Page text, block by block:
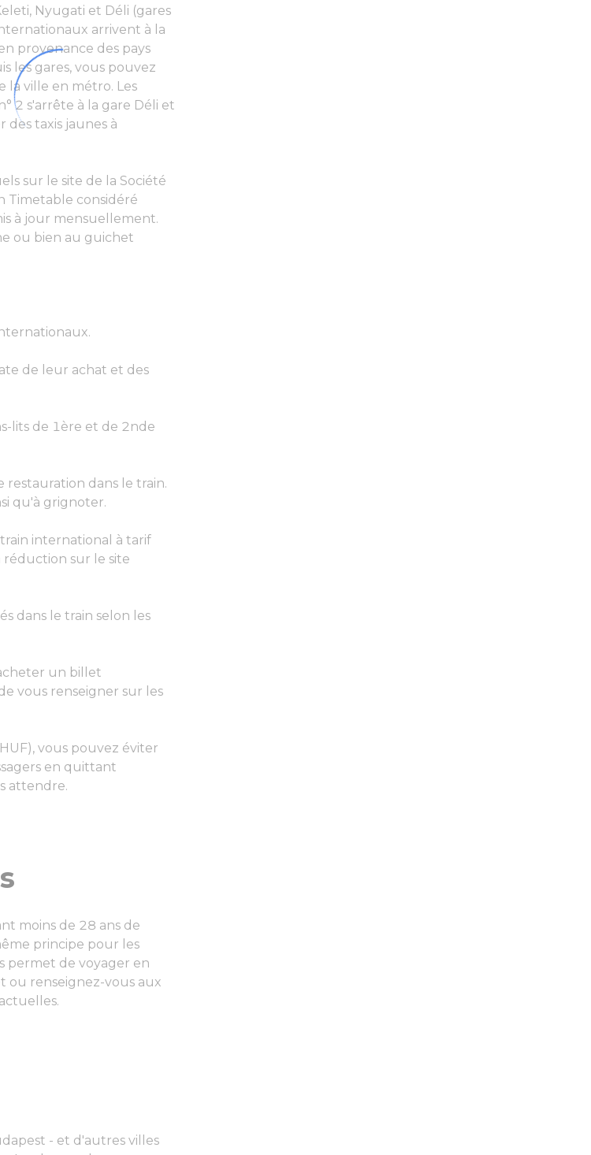
Nyugati et Déli (gares
arrivent à la
provenance des pays
les gares, vous pouvez
la ville en métro. Les
2 s'arrête à la gare Déli et
des taxis jaunes à
sur le site de la Société
Timetable considéré
à jour mensuellement.
ou bien au guichet
de leur achat et des
lits de 1ère et de 2nde
dans le train.
qu'à grignoter.
international à tarif
réduction sur le site
dans le train selon les
un billet
vous renseigner sur les
vous pouvez éviter
en quittant
attendre.
moins de 28 ans de
principe pour les
permet de voyager en
ou renseignez-vous aux
- et d'autres villes